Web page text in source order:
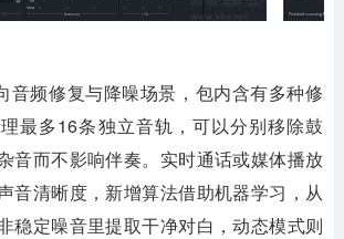
音频修复与降噪场景，包内含有多种修
最多16条独立音轨，可以分别移除鼓
音而不影响伴奏。实时通话或媒体播放
音清晰度，新增算法借助机器学习，从
稳定噪音里提取干净对白，动态模式则